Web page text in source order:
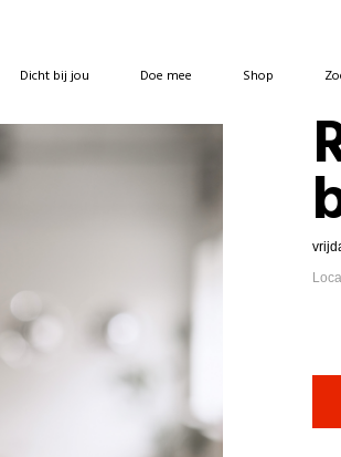
Dicht bij jou Doe mee Shop